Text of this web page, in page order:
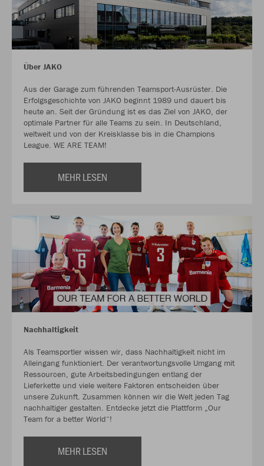
Über JAKO
Aus der Garage zum führenden Teamsport-Ausrüster. Die
Erfolgsgeschichte von JAKO beginnt 1989 und dauert bis
heute an. Seit der Gründung ist es das Ziel von JAKO, der
optimale Partner für alle Teams zu sein. In Deutschland,
weltweit und von der Kreisklasse bis in die Champions
League. WE ARE TEAM!
MEHR LESEN
Nachhaltigkeit
Als Teamsportler wissen wir, dass Nachhaltigkeit nicht im
Alleingang funktioniert. Der verantwortungsvolle Umgang mit
Ressourcen, gute Arbeitsbedingungen entlang der
Lieferkette und viele weitere Faktoren entscheiden über
unsere Zukunft. Zusammen können wir die Welt jeden Tag
nachhaltiger gestalten. Entdecke jetzt die Plattform „Our
Team for a better World“!
MEHR LESEN